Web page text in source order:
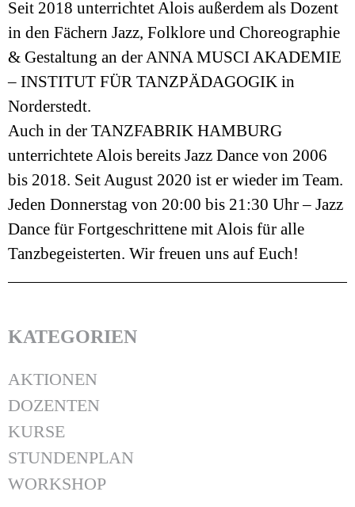
Seit 2018 unterrichtet Alois außerdem als Dozent
in den Fächern Jazz, Folklore und Choreographie
& Gestaltung an der ANNA MUSCI AKADEMIE
– INSTITUT FÜR TANZPÄDAGOGIK in
Norderstedt.
Auch in der TANZFABRIK HAMBURG
unterrichtete Alois bereits Jazz Dance von 2006
bis 2018. Seit August 2020 ist er wieder im Team.
Jeden Donnerstag von 20:00 bis 21:30 Uhr – Jazz
Dance für Fortgeschrittene mit Alois für alle
Tanzbegeisterten. Wir freuen uns auf Euch!
KATEGORIEN
AKTIONEN
DOZENTEN
KURSE
STUNDENPLAN
WORKSHOP